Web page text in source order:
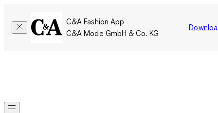
C&A Fashion App
C&A Mode GmbH & Co. KG